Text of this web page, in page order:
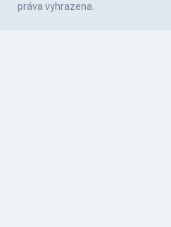
práva vyhrazena.